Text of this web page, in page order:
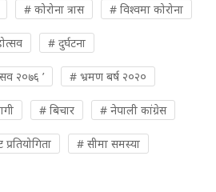
# कोरोना त्रास # विश्वमा कोरोना
# दुर्घटना
२०७६ ’ # भ्रमण बर्ष २०२०
# बिचार # नेपाली कांग्रेस
प्रतियोगिता # सीमा समस्या